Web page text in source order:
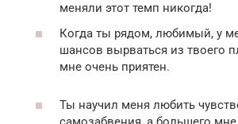
меняли этот темп никогда!
Когда ты рядом, любимый, у
шансов вырваться из твоего
мне очень приятен.
Ты научил меня любить